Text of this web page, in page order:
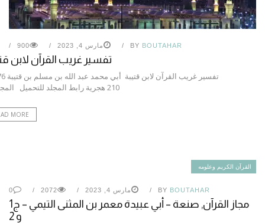
BY BOUTAHAR مارس 4, 2023 900
تفسير غريب القرآن لابن
210 هجرية رابط المجلد للتحميل المجلد….
MORE
القرآن الكريم وعلومه
BY BOUTAHAR مارس 4, 2023 2072
0
مجاز القرآن, صنعة – أبي عبيدة معمر بن المثنى التيمي – ج1
و 2